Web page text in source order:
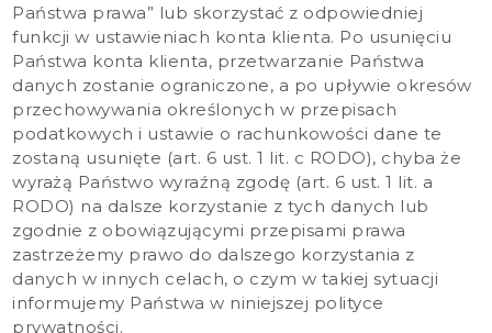
Państwa prawa” lub skorzystać z odpowiedniej
funkcji w ustawieniach konta klienta. Po usunięciu
Państwa konta klienta, przetwarzanie Państwa
danych zostanie ograniczone, a po upływie okresów
przechowywania określonych w przepisach
podatkowych i ustawie o rachunkowości dane te
zostaną usunięte (art. 6 ust. 1 lit. c RODO), chyba że
wyrażą Państwo wyraźną zgodę (art. 6 ust. 1 lit. a
RODO) na dalsze korzystanie z tych danych lub
zgodnie z obowiązującymi przepisami prawa
zastrzeżemy prawo do dalszego korzystania z
danych w innych celach, o czym w takiej sytuacji
informujemy Państwa w niniejszej polityce
prywatności.